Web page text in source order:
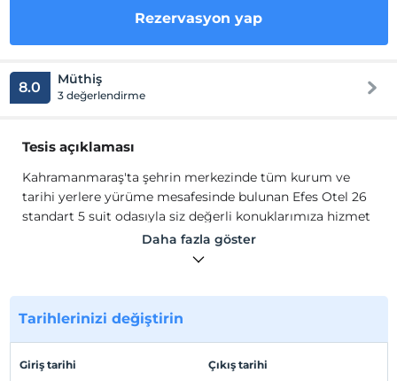
Rezervasyon yap
8.0 Müthiş
3 değerlendirme
Tesis açıklaması
Kahramanmaraş'ta şehrin merkezinde tüm kurum ve
tarihi yerlere yürüme mesafesinde bulunan Efes Otel 26
standart 5 suit odasıyla siz değerli konuklarımıza hizmet
vermeye başlamıştır.Misafirlerimize açık büfe sabah
kahvaltısı, taze sıkılmış meyve suları ve yöresel
Lcd ekran TV,minibar, çay setleri, çelik kasa, playstation,
özel banyo setleri bulunmaktadır.
standart 5 suit odasıyla siz değerli konuklarımıza hizmet
Daha fazla göster
Tarihlerinizi değiştirin
Giriş tarihi Çıkış tarihi